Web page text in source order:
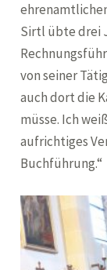
Sirtl übte drei
von seiner
auch dort die
müsse. Ich
aufrichtiges
Buchführung.“